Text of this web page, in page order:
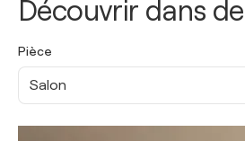
Découvrir dans
Pièce
Salon